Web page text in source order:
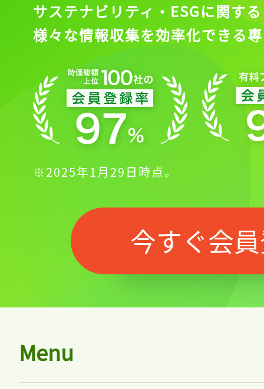
サステナビリティ・ESGに関する
様々な情報収集を効率化できる
※2025年1月29日時点。
今すぐ会
Menu